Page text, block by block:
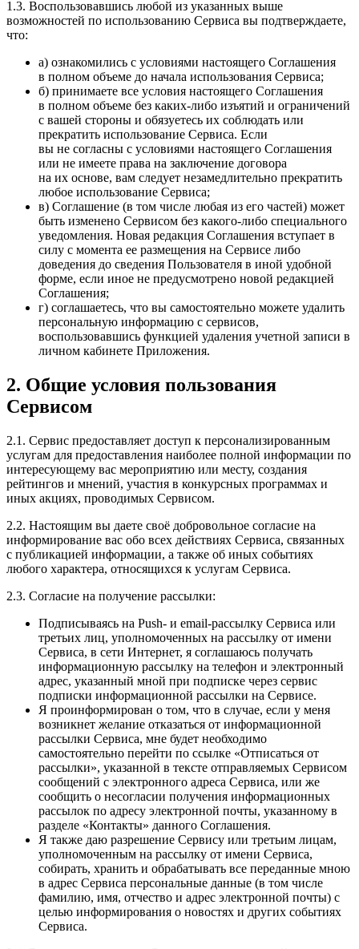
1.3. Воспользовавшись любой из указанных выше
возможностей по использованию Сервиса вы подтверждаете,
что:
а) ознакомились с условиями настоящего Соглашения
в полном объеме до начала использования Сервиса;
б) принимаете все условия настоящего Соглашения
в полном объеме без каких-либо изъятий и ограничений
с вашей стороны и обязуетесь их соблюдать или
прекратить использование Сервиса. Если
вы не согласны с условиями настоящего Соглашения
или не имеете права на заключение договора
на их основе, вам следует незамедлительно прекратить
любое использование Сервиса;
в) Соглашение (в том числе любая из его частей) может
быть изменено Сервисом без какого-либо специального
уведомления. Новая редакция Соглашения вступает в
силу с момента ее размещения на Сервисе либо
доведения до сведения Пользователя в иной удобной
форме, если иное не предусмотрено новой редакцией
Соглашения;
г) соглашаетесь, что вы самостоятельно можете удалить
персональную информацию с сервисов,
воспользовавшись функцией удаления учетной записи в
личном кабинете Приложения.
2. Общие условия пользования
Сервисом
2.1. Сервис предоставляет доступ к персонализированным
услугам для предоставления наиболее полной информации по
интересующему вас мероприятию или месту, создания
рейтингов и мнений, участия в конкурсных программах и
иных акциях, проводимых Сервисом.
2.2. Настоящим вы даете своё добровольное согласие на
информирование вас обо всех действиях Сервиса, связанных
с публикацией информации, а также об иных событиях
любого характера, относящихся к услугам Сервиса.
2.3. Согласие на получение рассылки:
Подписываясь на Push- и email-рассылку Сервиса или
третьих лиц, уполномоченных на рассылку от имени
Сервиса, в сети Интернет, я соглашаюсь получать
информационную рассылку на телефон и электронный
адрес, указанный мной при подписке через сервис
подписки информационной рассылки на Сервисе.
Я проинформирован о том, что в случае, если у меня
возникнет желание отказаться от информационной
рассылки Сервиса, мне будет необходимо
самостоятельно перейти по ссылке «Отписаться от
рассылки», указанной в тексте отправляемых Сервисом
сообщений с электронного адреса Сервиса, или же
сообщить о несогласии получения информационных
рассылок по адресу электронной почты, указанному в
разделе «Контакты» данного Соглашения.
Я также даю разрешение Сервису или третьим лицам,
уполномоченным на рассылку от имени Сервиса,
собирать, хранить и обрабатывать все переданные мною
в адрес Сервиса персональные данные (в том числе
фамилию, имя, отчество и адрес электронной почты) с
целью информирования о новостях и других событиях
Сервиса.